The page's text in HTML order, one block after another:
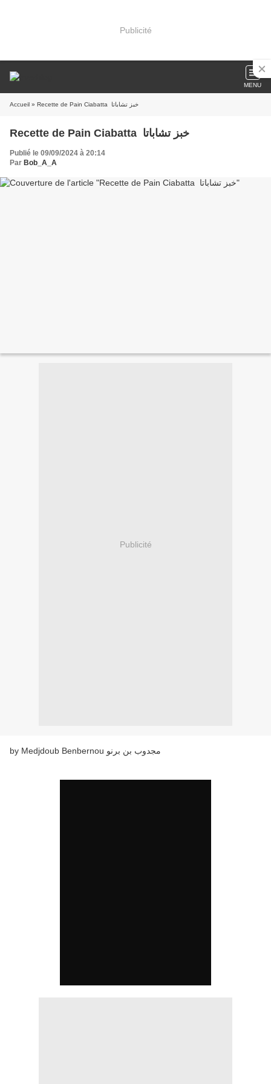
Publicité
MENU
Accueil » Recette de Pain Ciabatta خبز تشاباتا
Recette de Pain Ciabatta خبز تشاباتا
Publié le 09/09/2024 à 20:14
Par Bob_A_A
Publicité
by Medjdoub Benbernou مجدوب بن برنو